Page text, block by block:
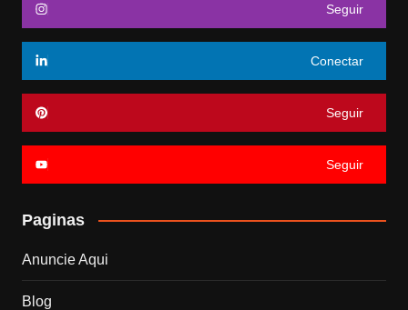
Seguir
Conectar
Seguir
Seguir
Paginas
Anuncie Aqui
Blog